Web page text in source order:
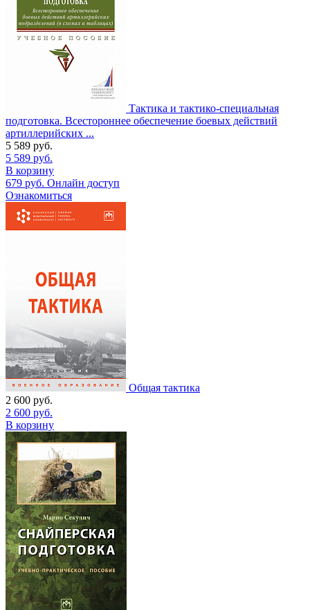
Тактика и тактико-специальная
подготовка. Всестороннее обеспечение боевых действий
артиллерийских ...
5 589 руб.
5 589 руб.
В корзину
679 руб. Онлайн доступ
Ознакомиться
Общая тактика
2 600 руб.
2 600 руб.
В корзину